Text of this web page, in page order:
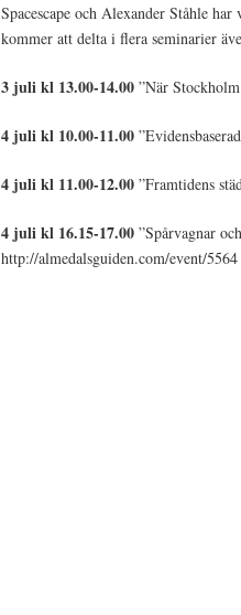
Spacescape och Alexander Ståhle
kommer att delta i flera seminarier
3 juli kl 13.00-14.00”När
4 juli kl 10.00-11.00
4 juli kl 11.00-12.00 ”Framtidens
4 juli kl 16.15-17.00 ”Spårvagnar
http://almedalsguiden.com/event/5564